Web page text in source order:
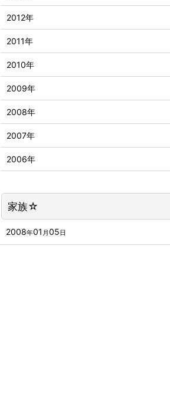
家族☆
2008年01 月 05 日
2012年
2011年
2010年
2009年
2008年
2007年
2006年